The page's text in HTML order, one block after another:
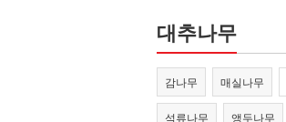
대추나무
감나무 매실나무
석류나무 앵두나무